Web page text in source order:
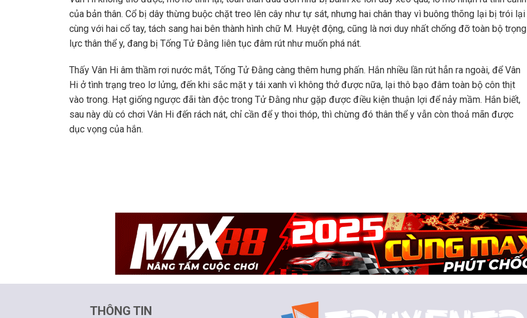
của bản thân. Cổ bị dây thừng buộc chặt treo lên cây như tự sát, nhưng hai chân thay vì buông thõng lại bị trói lại
cùng với hai cổ tay, tách sang hai bên thành hình chữ M. Huyệt động, cũng là nơi duy nhất chống đỡ toàn bộ trọng
lực thân thể y, đang bị Tống Tử Đằng liên tục đâm rút như muốn phá nát.
Thấy Vân Hi âm thầm rơi nước mắt, Tống Tử Đằng càng thêm hưng phấn. Hắn nhiều lần rút hẳn ra ngoài, để Vân
Hi ở tình trạng treo lơ lửng, đến khi sắc mặt y tái xanh vì không thở được nữa, lại thô bạo đâm toàn bộ côn thịt
vào trong. Hạt giống ngược đãi tàn độc trong Tử Đằng như gặp được điều kiện thuận lợi để nảy mầm. Hắn biết,
sau này dù có chơi Vân Hi đến rách nát, chỉ cần để y thoi thóp, thì chừng đó thân thể y vẫn còn thoả mãn được
dục vọng của hắn.
THÔNG TIN